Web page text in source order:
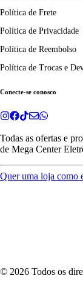
Política de Frete
Política de Privacidade
Política de Reembolso
Política de Trocas e
Conecte-se conosco
Todas as ofertas e
de Mega Center
Quer uma loja como
© 2026 Todos os